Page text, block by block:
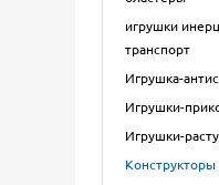
игрушки
транспорт
Игрушка-
Игрушки-
Игрушки-
Конструкторы